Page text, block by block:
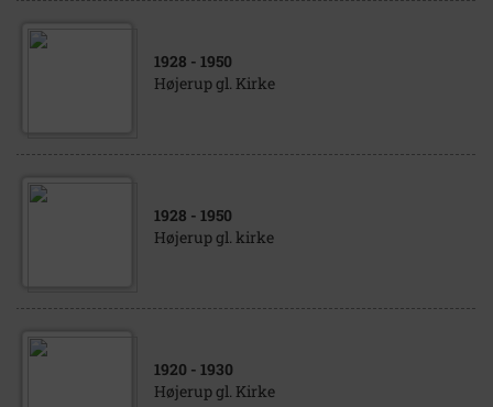
1928 - 1950
Højerup gl. Kirke
1928 - 1950
Højerup gl. kirke
1920 - 1930
Højerup gl. Kirke